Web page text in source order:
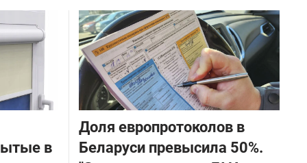
в
Доля европротоколов в
Беларуси превысила 50%.